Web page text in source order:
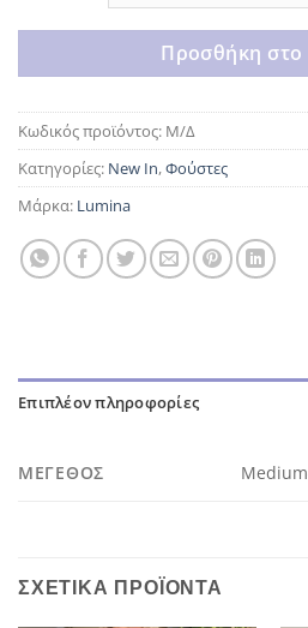
Προσθήκη στο
Κωδικός προϊόντος: Μ/Δ
Κατηγορίες: New In,Φούστες
Μάρκα: Lumina
Επιπλέον πληροφορίες
ΜΈΓΕΘΟΣ
ΣΧΕΤΙΚΆ ΠΡΟΪΌΝΤΑ